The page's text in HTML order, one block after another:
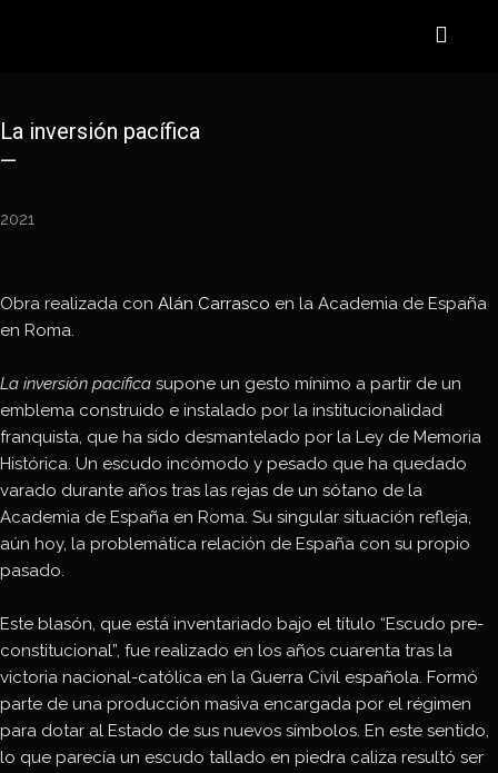
La inversión pacífica
—
2021
Obra realizada con Alán Carrasco en la Academia de España
en Roma.
La inversión pacífica supone un gesto mínimo a partir de un
emblema construido e instalado por la institucionalidad
franquista, que ha sido desmantelado por la Ley de Memoria
Histórica. Un escudo incómodo y pesado que ha quedado
varado durante años tras las rejas de un sótano de la
Academia de España en Roma. Su singular situación refleja,
aún hoy, la problemática relación de España con su propio
pasado.
Este blasón, que está inventariado bajo el título “Escudo pre-
constitucional”, fue realizado en los años cuarenta tras la
victoria nacional-católica en la Guerra Civil española. Formó
parte de una producción masiva encargada por el régimen
para dotar al Estado de sus nuevos símbolos. En este sentido,
lo que parecía un escudo tallado en piedra caliza resultó ser